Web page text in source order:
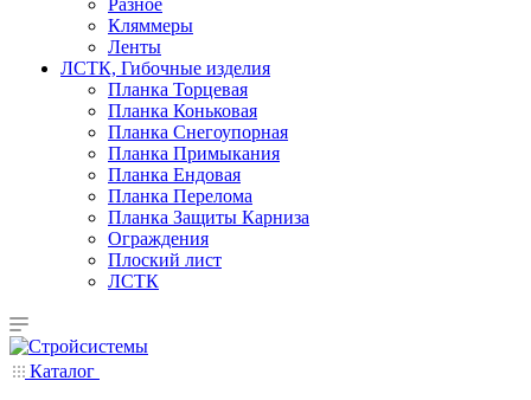
Разное
Кляммеры
Ленты
ЛСТК, Гибочные изделия
Планка Торцевая
Планка Коньковая
Планка Снегоупорная
Планка Примыкания
Планка Ендовая
Планка Перелома
Планка Защиты Карниза
Ограждения
Плоский лист
ЛСТК
Каталог